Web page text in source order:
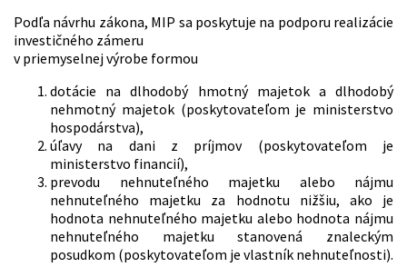
Podľa návrhu zákona, MIP sa poskytuje na podporu realizácie
investičného zámeru
v priemyselnej výrobe formou
dotácie na dlhodobý hmotný majetok a dlhodobý
nehmotný majetok (poskytovateľom je ministerstvo
hospodárstva),
úľavy na dani z príjmov (poskytovateľom je
ministerstvo financií),
prevodu nehnuteľného majetku alebo nájmu
nehnuteľného majetku za hodnotu nižšiu, ako je
hodnota nehnuteľného majetku alebo hodnota nájmu
nehnuteľného majetku stanovená znaleckým
posudkom (poskytovateľom je vlastník nehnuteľnosti).